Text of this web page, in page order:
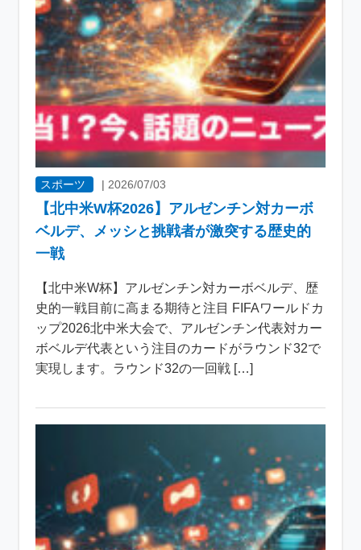
スポーツ | 2026/07/03
【北中米W杯2026】アルゼンチン対カーボ
ベルデ、メッシと挑戦者が激突する歴史的
一戦
【北中米W杯】アルゼンチン対カーボベルデ、歴
史的一戦目前に高まる期待と注目 FIFAワールドカ
ップ2026北中米大会で、アルゼンチン代表対カー
ボベルデ代表という注目のカードがラウンド32で
実現します。ラウンド32の一回戦 […]